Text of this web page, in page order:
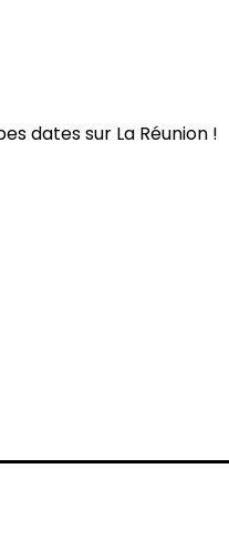
dates sur La Réunion !